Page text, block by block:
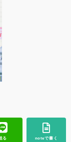
る noteで書く